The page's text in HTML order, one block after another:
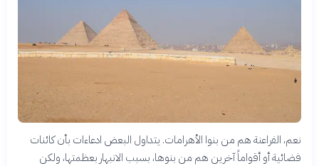
نعم، الفراعنة هم من بنوا الأهرامات. يتداول البعض ادعاءات بأن كائنات
فضائية أو أقواماً آخرين هم من بنوها، بسبب الانبهار بعظمتها، ولكن